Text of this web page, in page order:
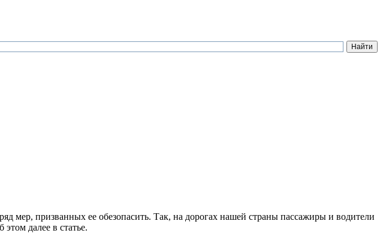
мер, призванных ее обезопасить. Так, на дорогах нашей страны пассажиры и водители
далее в статье.